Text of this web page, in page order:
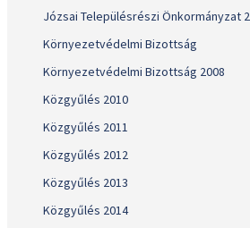
Józsai Településrészi Önkormányzat
Környezetvédelmi Bizottság
Környezetvédelmi Bizottság 2008
Közgyűlés 2010
Közgyűlés 2011
Közgyűlés 2012
Közgyűlés 2013
Közgyűlés 2014